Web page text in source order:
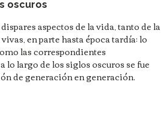
oscuros
aspectos de la vida, tanto de la
en parte hasta época tardía; lo
las correspondientes
lo largo de los siglos oscuros se fue
de generación en generación.